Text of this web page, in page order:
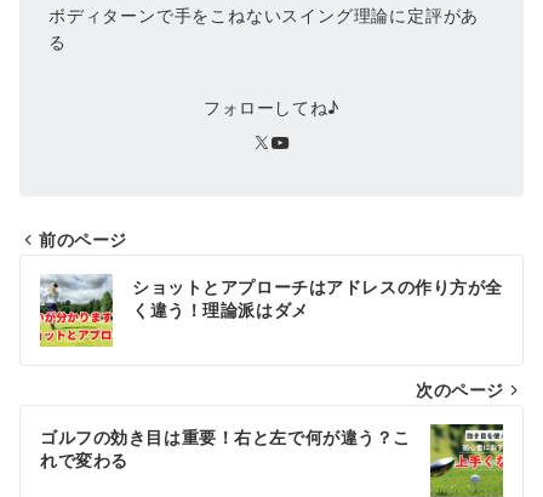
ボディターンで手をこねないスイング理論に定評があ
る
フォローしてね♪
投
稿
ナ
ビ
ゲ
ー
前のページ
ショットとアプローチはアドレスの作り方が全
く違う！理論派はダメ
次のページ
ゴルフの効き目は重要！右と左で何が違う？こ
れで変わる